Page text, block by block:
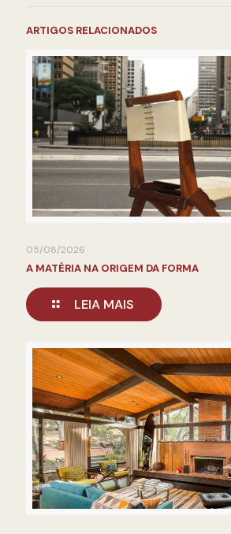
ARTIGOS RELACIONADOS
05/08/2026
A MATÉRIA NA ORIGEM DA FORMA
LEIA MAIS